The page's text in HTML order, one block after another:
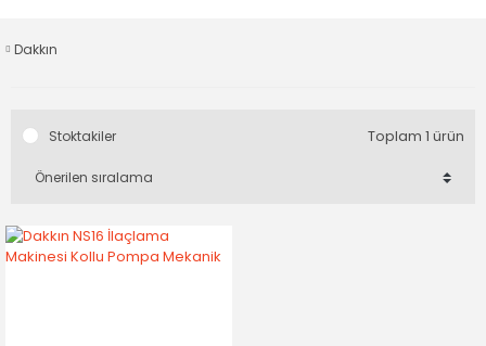
Dakkın
Stoktakiler Toplam 1 ürün